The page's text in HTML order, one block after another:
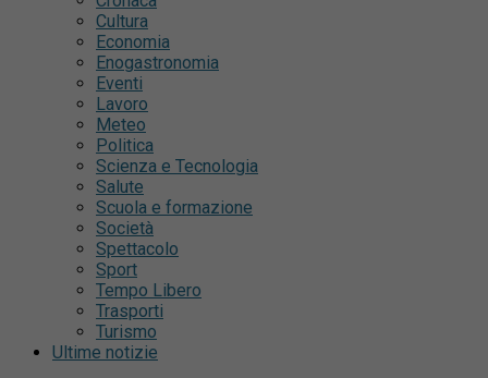
Cultura
Economia
Enogastronomia
Eventi
Lavoro
Meteo
Politica
Scienza e Tecnologia
Salute
Scuola e formazione
Società
Spettacolo
Sport
Tempo Libero
Trasporti
Turismo
Ultime notizie